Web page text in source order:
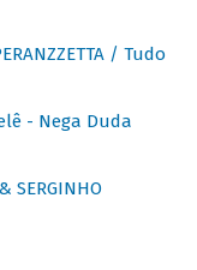
/ Tudo
- Nega Duda
SERGINHO